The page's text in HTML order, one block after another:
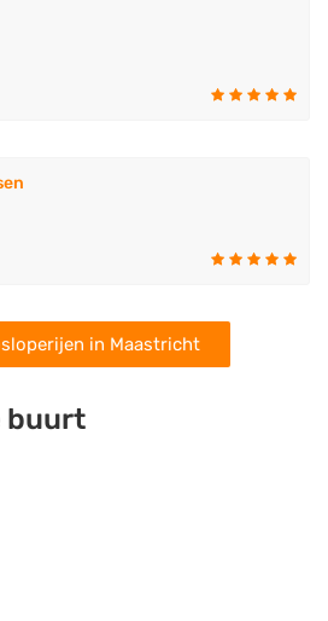
in Maastricht
buurt